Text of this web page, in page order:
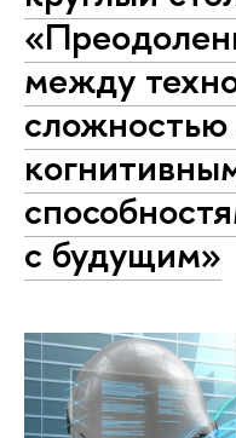
между
с будущим»